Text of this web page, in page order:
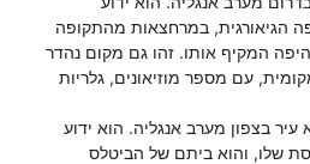
הגיאורגית, במרחצאות מהתקופה
המקיף אותו. זהו גם מקום נהדר
עם מספר מוזיאונים, גלריות
עיר בצפון מערב אנגליה. הוא ידוע
שלו, והוא ביתם של הביטלס